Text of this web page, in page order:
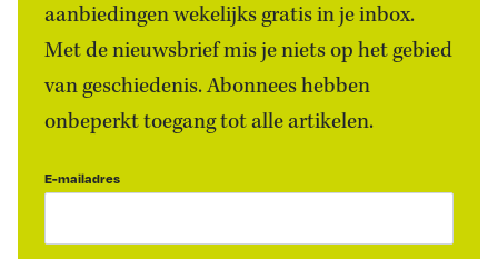
aanbiedingen wekelijks gratis in je inbox.
Met de nieuwsbrief mis je niets op het gebied
van geschiedenis. Abonnees hebben
onbeperkt toegang tot alle artikelen.
E-mailadres